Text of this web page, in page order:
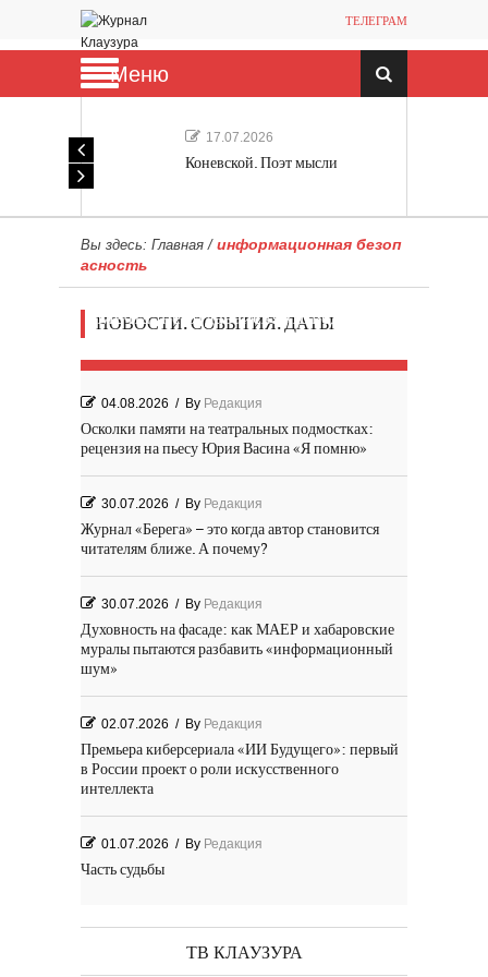
ТЕЛЕГРАМ
Меню
17.07.2026
Коневской. Поэт мысли
Вы здесь: Главная / информационная безоп
асность
НОВОСТИ. СОБЫТИЯ. ДАТЫ
Мечта, не отдавайся! «Шведская
04.08.2026 / By Редакция
Осколки памяти на театральных подмостках:
рецензия на пьесу Юрия Васина «Я помню»
30.07.2026 / By Редакция
Журнал «Берега» – это когда автор становится
читателям ближе. А почему?
30.07.2026 / By Редакция
Духовность на фасаде: как МАЕР и хабаровские
муралы пытаются разбавить «информационный
шум»
02.07.2026 / By Редакция
Премьера киберсериала «ИИ Будущего»: первый
в России проект о роли искусственного
интеллекта
01.07.2026 / By Редакция
Часть судьбы
29.06.2026 / ByРедакция
День Победы! Посёлок Гидростроитель. 2026 год
ТВ КЛАУЗУРА